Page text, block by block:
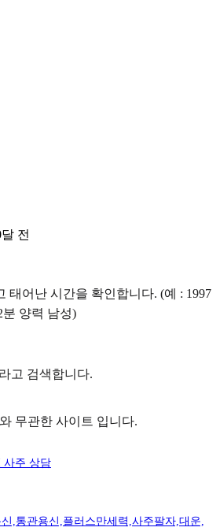
전
태어난 시간을 확인합니다. (예 : 1997
분 양력 남성)
고 검색합니다.
무관한 사이트 입니다.
사주 상담
,통관용신,플러스만세력,사주팔자,대운,